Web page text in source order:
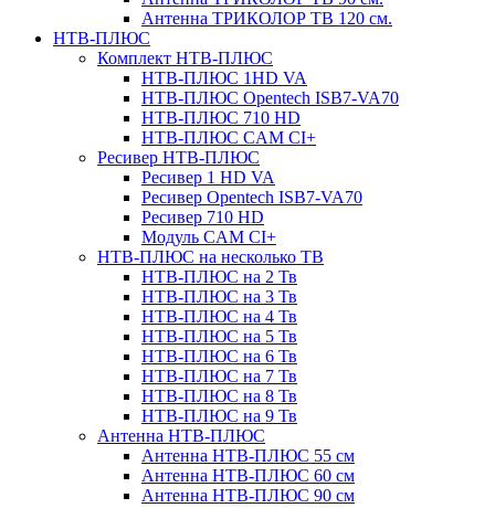
Антенна ТРИКОЛОР ТВ 120 см.
НТВ-ПЛЮС
Комплект НТВ-ПЛЮС
НТВ-ПЛЮС 1HD VA
НТВ-ПЛЮС Opentech ISB7-VA70
НТВ-ПЛЮС 710 HD
НТВ-ПЛЮС CAM CI+
Ресивер НТВ-ПЛЮС
Ресивер 1 HD VA
Ресивер Opentech ISB7-VA70
Ресивер 710 HD
Модуль CAM CI+
НТВ-ПЛЮС на несколько ТВ
НТВ-ПЛЮС на 2 Тв
НТВ-ПЛЮС на 3 Тв
НТВ-ПЛЮС на 4 Тв
НТВ-ПЛЮС на 5 Тв
НТВ-ПЛЮС на 6 Тв
НТВ-ПЛЮС на 7 Тв
НТВ-ПЛЮС на 8 Тв
НТВ-ПЛЮС на 9 Тв
Антенна НТВ-ПЛЮС
Антенна НТВ-ПЛЮС 55 см
Антенна НТВ-ПЛЮС 60 см
Антенна НТВ-ПЛЮС 90 см